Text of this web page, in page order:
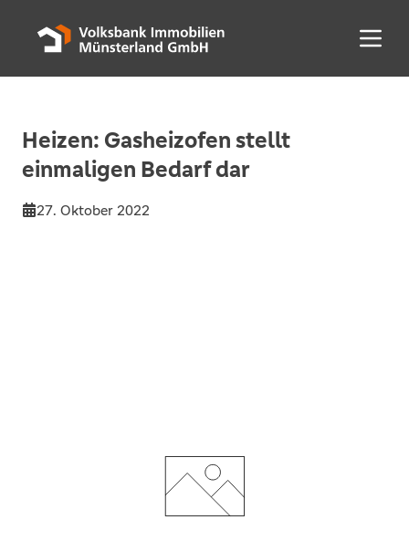
Menü
Heizen: Gasheizofen stellt
einmaligen Bedarf dar
27. Oktober 2022